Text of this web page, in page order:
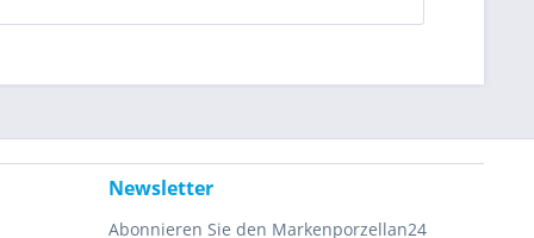
Newsletter
Abonnieren Sie den Markenporzellan24